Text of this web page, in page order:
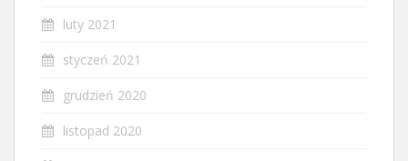
luty 2021
styczeń 2021
grudzień 2020
listopad 2020